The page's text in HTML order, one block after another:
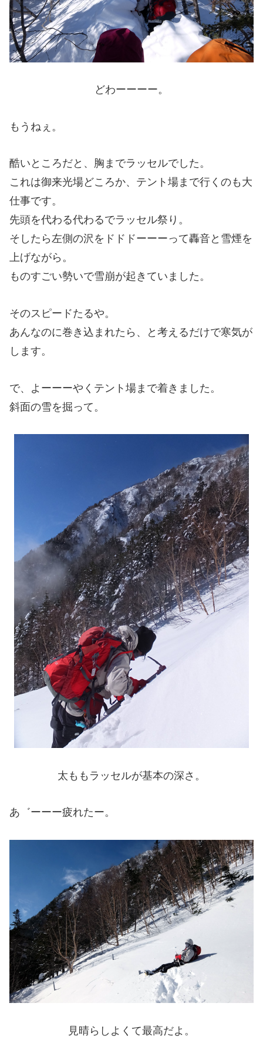
どわーーーー。
もうねぇ。
酷いところだと、胸までラッセルでした。
これは御来光場どころか、テント場まで行くのも大
仕事です。
先頭を代わる代わるでラッセル祭り。
そしたら左側の沢をドドドーーーって轟音と雪煙を
上げながら。
ものすごい勢いで雪崩が起きていました。
そのスピードたるや。
あんなのに巻き込まれたら、と考えるだけで寒気が
します。
で、よーーーやくテント場まで着きました。
斜面の雪を掘って。
太ももラッセルが基本の深さ。
あ゛ーーー疲れたー。
見晴らしよくて最高だよ。